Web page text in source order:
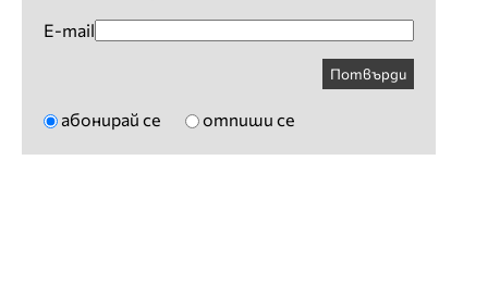
E-mail
Потвърди
абонирай се отпиши се